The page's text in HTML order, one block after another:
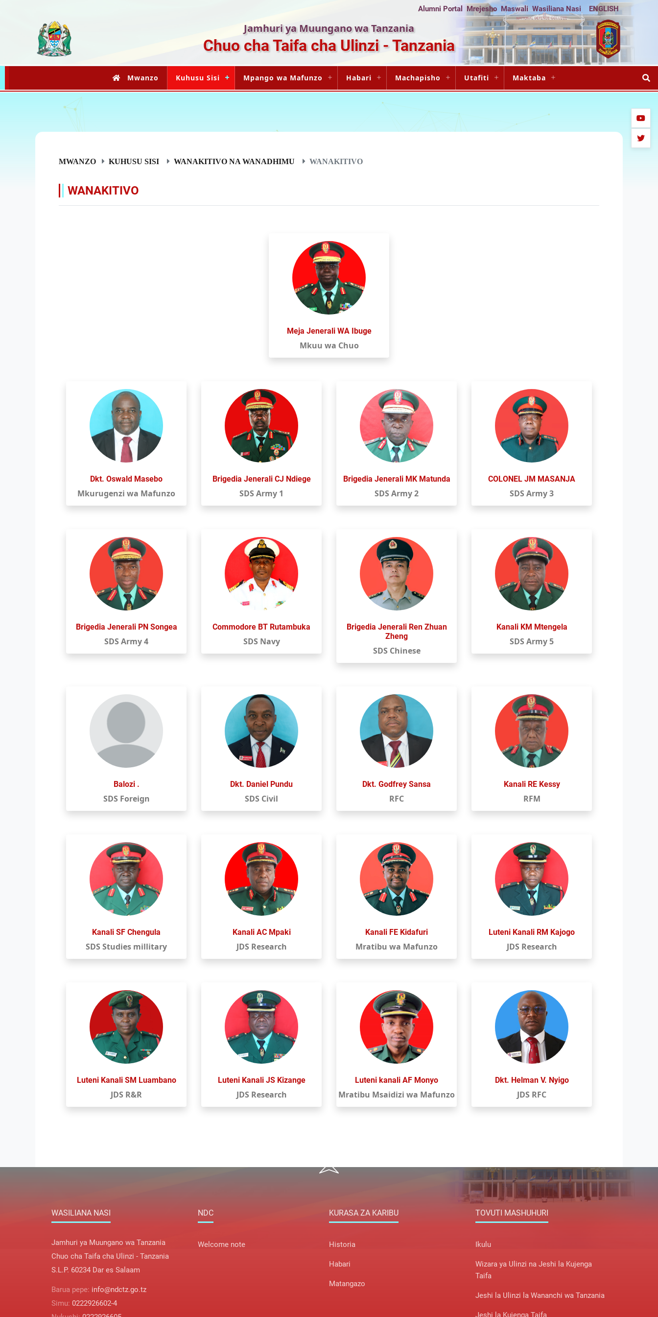
Alumni Portal Mrejesho Maswali Wasiliana Nasi ENGLISH
Jamhuri ya Muungano wa Tanzania
Chuo cha Taifa cha Ulinzi - Tanzania
Mwanzo Kuhusu Sisi Mpango wa Mafunzo Habari Machapisho Utafiti Maktaba
MWANZO KUHUSU SISI WANAKITIVO NA WANADHIMU WANAKITIVO
WANAKITIVO
Meja Jenerali WA Ibuge
Mkuu wa Chuo
Dkt. Oswald Masebo
Mkurugenzi wa Mafunzo
Brigedia Jenerali CJ Ndiege
SDS Army 1
Brigedia Jenerali MK Matunda
SDS Army 2
COLONEL JM MASANJA
SDS Army 3
Brigedia Jenerali PN Songea
SDS Army 4
Commodore BT Rutambuka
SDS Navy
Brigedia Jenerali Ren Zhuan
Zheng
SDS Chinese
Kanali KM Mtengela
SDS Army 5
Balozi .
SDS Foreign
Dkt. Daniel Pundu
SDS Civil
Dkt. Godfrey Sansa
RFC
Kanali RE Kessy
RFM
Kanali SF Chengula
SDS Studies millitary
Kanali AC Mpaki
JDS Research
Kanali FE Kidafuri
Mratibu wa Mafunzo
Luteni Kanali RM Kajogo
JDS Research
Luteni Kanali SM Luambano
JDS R&R
Luteni Kanali JS Kizange
JDS Research
Luteni kanali AF Monyo
Mratibu Msaidizi wa Mafunzo
Dkt. Helman V. Nyigo
JDS RFC
twitter
WASILIANA NASI
Jamhuri ya Muungano wa Tanzania
Chuo cha Taifa cha Ulinzi - Tanzania
S.L.P. 60234 Dar es Salaam
Barua pepe: info@ndctz.go.tz
Simu: 0222926602-4
NDC
Welcome note
KURASA ZA KARIBU
Historia
Habari
Matangazo
TOVUTI MASHUHURI
Ikulu
Wizara ya Ulinzi na Jeshi la Kujenga
Taifa
Jeshi la Ulinzi la Wananchi wa Tanzania
Jeshi la Kujenga Taifa